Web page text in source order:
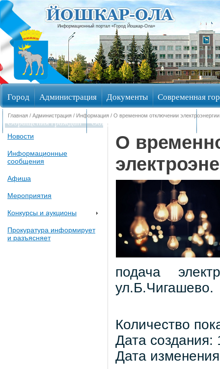
Информационный портал «Город Йошкар-Ола»
Город Администрация Документы Современная
Обращения граждан Общественные обсуждения
Главная / Администрация / Информация / О временном отключении электроэнергии
Новости
Информационные
сообщения
Афиша
Мероприятия
Конкурсы и аукционы
Прокуратура информирует
и разъясняет
О
подача
ул.Б.Чигашево.
Количество
Дата
Дата